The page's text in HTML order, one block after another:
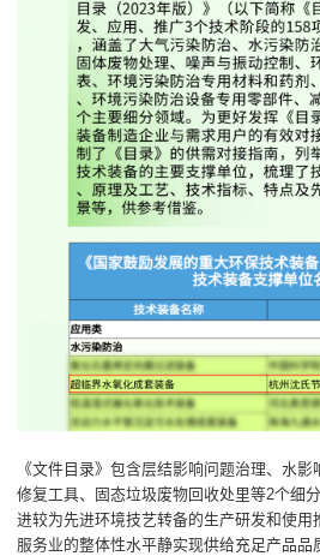
《文件目录》包含层结影响问题治理、水
修复工具、固态垃圾废物回收处里等2个细
进较为先进环境技艺转备的生产研发和使用
服务业的整体性水平静实现供给充足产品品